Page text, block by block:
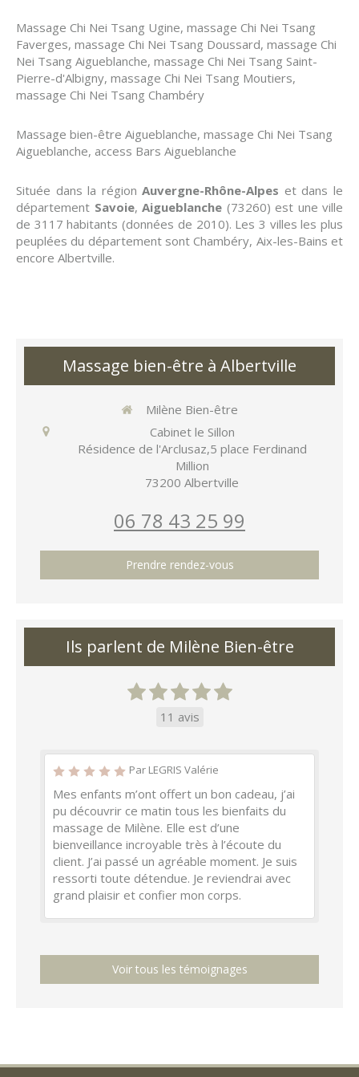
Massage Chi Nei Tsang Ugine, massage Chi Nei Tsang
Faverges, massage Chi Nei Tsang Doussard, massage Chi
Nei Tsang Aigueblanche, massage Chi Nei Tsang Saint-
Pierre-d'Albigny, massage Chi Nei Tsang Moutiers,
massage Chi Nei Tsang Chambéry
Massage bien-être Aigueblanche, massage Chi Nei Tsang
Aigueblanche, access Bars Aigueblanche
Située dans la régionAuvergne-Rhône-Alpes et dans le
département Savoie, Aigueblanche (73260) est une ville
de 3117 habitants (données de 2010). Les 3 villes les plus
peuplées du département sont Chambéry, Aix-les-Bains et
encore Albertville.
Massage bien-être à Albertville
Milène Bien-être
Cabinet le Sillon
Résidence de l'Arclusaz,5 place Ferdinand
Million
73200 Albertville
06 78 43 25 99
Prendre rendez-vous
Ils parlent de Milène Bien-être
11 avis
Par LEGRIS Valérie
Mes enfants m’ont offert un bon cadeau, j’ai
pu découvrir ce matin tous les bienfaits du
massage de Milène. Elle est d’une
bienveillance incroyable très à l’écoute du
client. J’ai passé un agréable moment. Je suis
ressorti toute détendue. Je reviendrai avec
grand plaisir et confier mon corps.
Voir tous les témoignages